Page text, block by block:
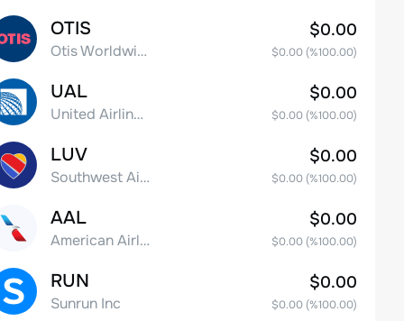
OTIS
Otis Worldwide Corporation
$0.00
$0.00(%100.00)
UAL
United Airlines Holdings, Inc. Common Stock
$0.00
$0.00(%100.00)
LUV
Southwest Airlines Co.
$0.00
$0.00(%100.00)
AAL
American Airlines Group Inc.
$0.00
$0.00(%100.00)
RUN
Sunrun Inc
$0.00
$0.00(%100.00)